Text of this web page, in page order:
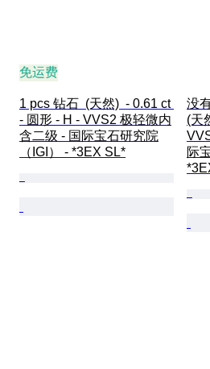
免运费
1 pcs 钻石  (天然)  - 0.61 ct
- 圆形 - H - VVS2 极轻微内
含二级 - 国际宝石研究院
（IGI） - *3EX SL*
没
(天
际